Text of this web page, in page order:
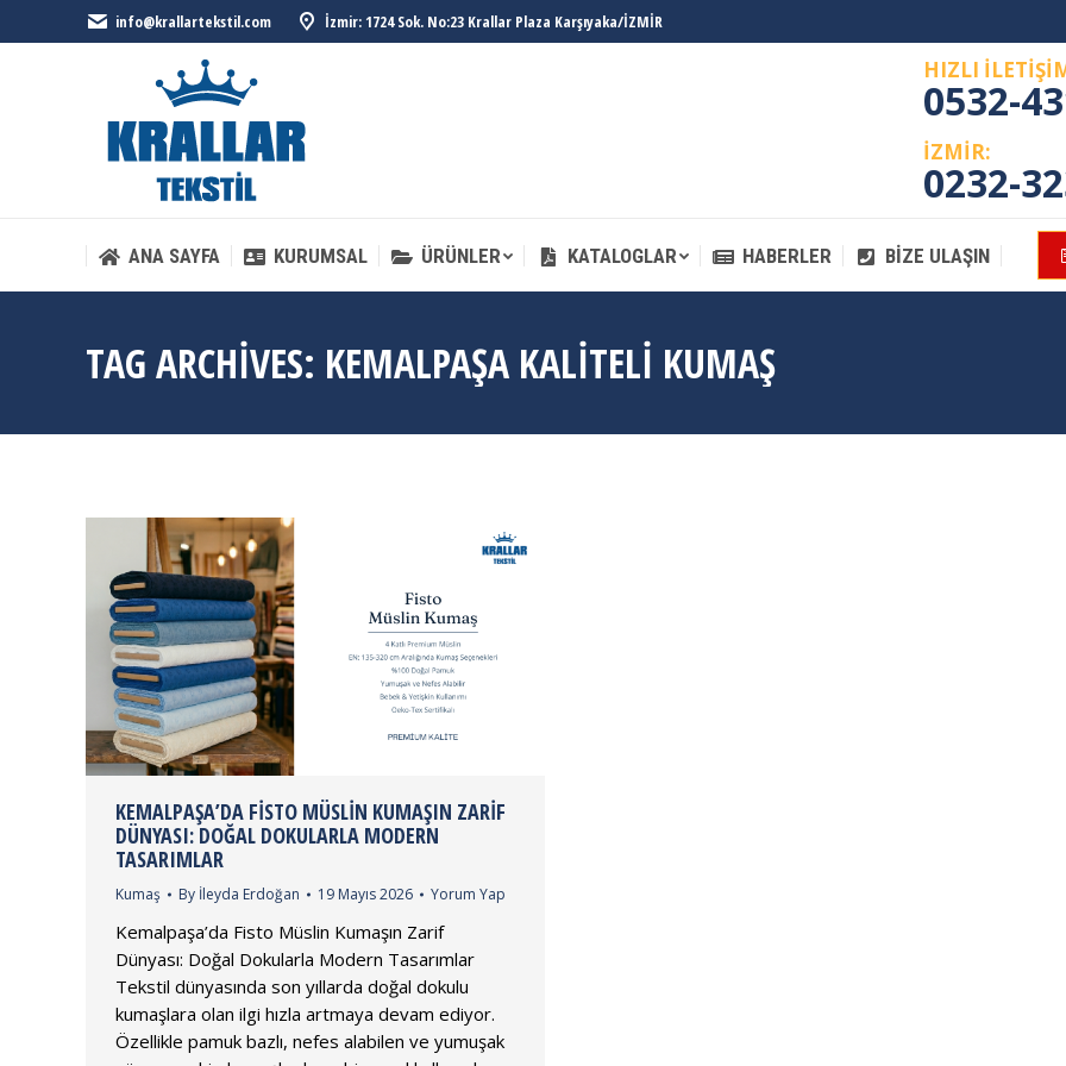
info@krallartekstil.com İzmir: 1724 Sok. No:23 Krallar Plaza Karşıyaka/İZMİR
HIZLI
0532-
İZMİR:
0232-
ANA SAYFA KURUMSAL ÜRÜNLER KATALOGLAR HABERLER BIZE ULAŞIN
TAG ARCHIVES: KEMALPAŞA KALITELI KUMAŞ
KEMALPAŞA’DA FISTO MÜSLIN KUMAŞIN ZARIF
DÜNYASI: DOĞAL DOKULARLA MODERN
TASARIMLAR
Kumaş By İleyda Erdoğan 19 Mayıs 2026 Yorum Yap
Kemalpaşa’da Fisto Müslin Kumaşın Zarif
Dünyası: Doğal Dokularla Modern Tasarımlar
Tekstil dünyasında son yıllarda doğal dokulu
kumaşlara olan ilgi hızla artmaya devam ediyor.
Özellikle pamuk bazlı, nefes alabilen ve yumuşak
ANA SAYFA KURUMSAL ÜRÜNLER KATALOGLAR HABERLER BIZE ULAŞIN